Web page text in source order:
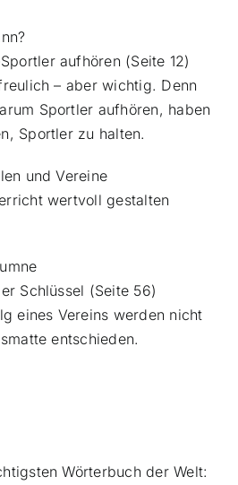
aufhören (Seite 12)
– aber wichtig. Denn
Sportler aufhören, haben
Sportler zu halten.
und Vereine
wertvoll gestalten
Schlüssel (Seite 56)
eines Vereins werden nicht
entschieden.
Wörterbuch der Welt: